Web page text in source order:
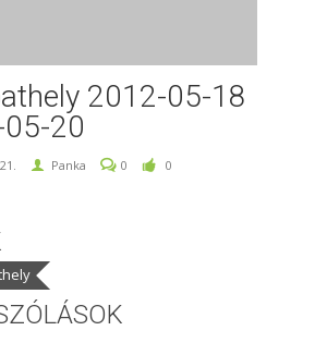
2012-05-18
20
Panka 0 0